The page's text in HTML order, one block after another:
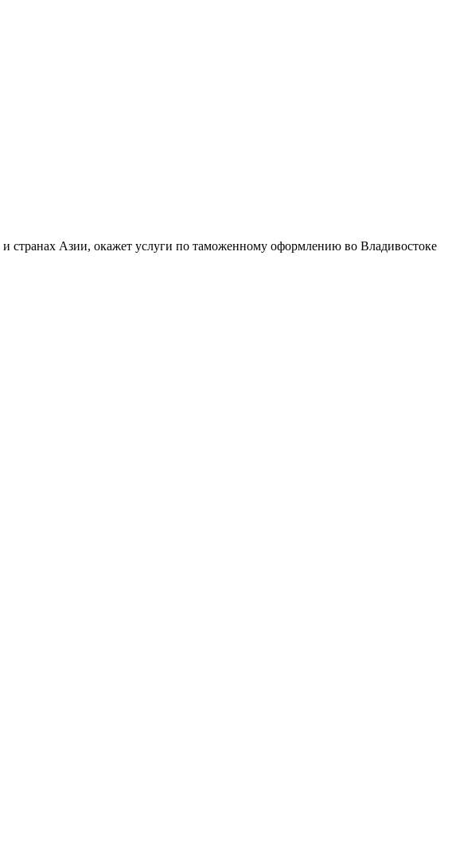
странах Азии, окажет услуги по таможенному оформлению во Владивостоке